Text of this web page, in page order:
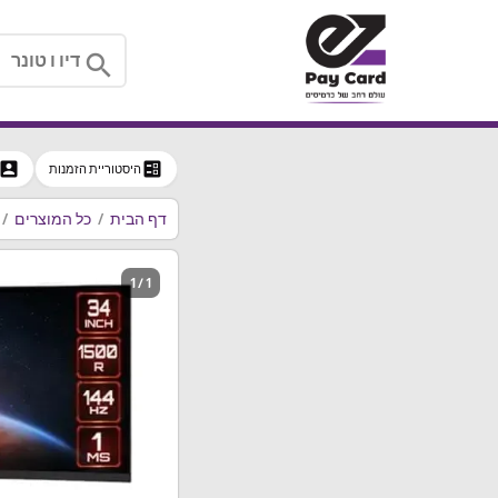
search
ballot היסטוריית הזמנות
דף הבית כל המוצרים
1 / 1